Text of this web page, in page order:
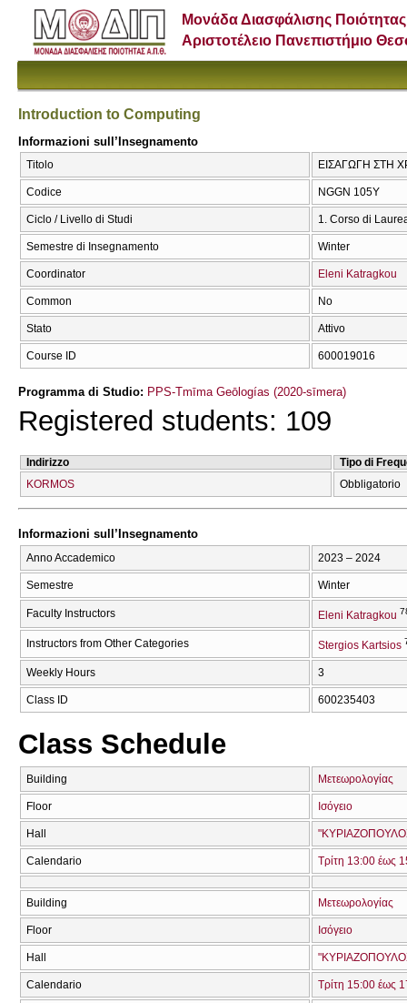
Μονάδα Διασφάλισης Ποιότητας
Αριστοτέλειο Πανεπιστήμιο
Ιntroduction to Computing
Informazioni sull’Insegnamento
Titolo ΕΙΣΑΓΩΓΗ ΣΤΗ
Codice NGGN 105Y
Ciclo / Livello di Studi 1. Corso di
Semestre di Insegnamento Winter
Coordinator Eleni Katragkou
Common No
Stato Attivo
Course ID 600019016
Programma di Studio: PPS-Tmīma Geōlogías (2020-sīmera)
Registered students: 109
Indirizzo
Tipo di
KORMOS
Obbligatorio
Informazioni sull’Insegnamento
Anno Accademico 2023 – 2024
Semestre Winter
Faculty Instructors Eleni Katragkou
Instructors from Other Categories Stergios Kartsios
Weekly Hours 3
Class ID 600235403
Class Schedule
Building Μετεωρολογίας
Floor Ισόγειο
Hall
Calendario Τρίτη 13:00 έως
Building Μετεωρολογίας
Floor Ισόγειο
Hall
Calendario Τρίτη 15:00 έως